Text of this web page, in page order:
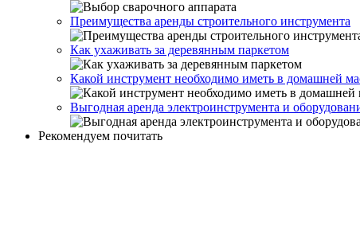
Преимущества аренды строительного инструмента
Как ухаживать за деревянным паркетом
Какой инструмент необходимо иметь в домашней
Выгодная аренда электроинструмента и
Рекомендуем почитать